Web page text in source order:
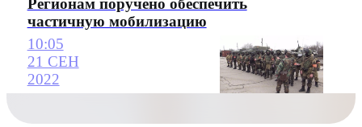
частичную мобилизацию
10:05
21 СЕН
2022